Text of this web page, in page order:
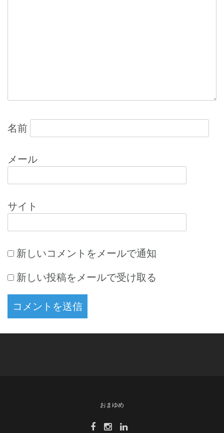
名前
メール
サイト
新しいコメントをメールで通知
新しい投稿をメールで受け取る
おまゆめ